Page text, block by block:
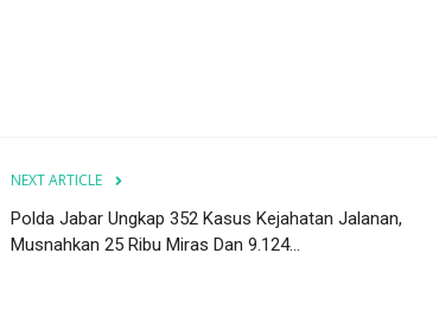
NEXT ARTICLE
Polda Jabar Ungkap 352 Kasus Kejahatan Jalanan,
Musnahkan 25 Ribu Miras Dan 9.124...